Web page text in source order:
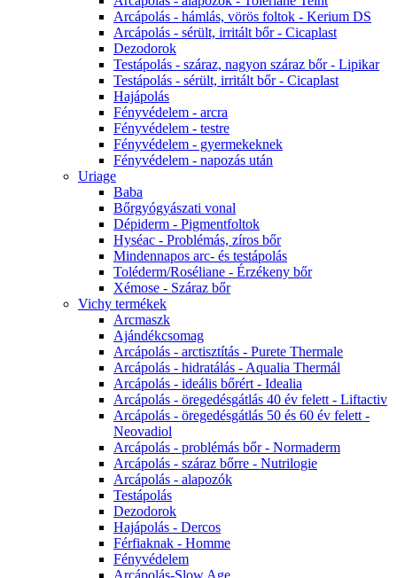
Arcápolás - hámlás, vörös foltok - Kerium DS
Arcápolás - sérült, irritált bőr - Cicaplast
Dezodorok
Testápolás - száraz, nagyon száraz bőr - Lipikar
Testápolás - sérült, irritált bőr - Cicaplast
Hajápolás
Fényvédelem - arcra
Fényvédelem - testre
Fényvédelem - gyermekeknek
Fényvédelem - napozás után
Uriage
Baba
Bőrgyógyászati vonal
Dépiderm - Pigmentfoltok
Hyséac - Problémás, zíros bőr
Mindennapos arc- és testápolás
Toléderm/Roséliane - Érzékeny bőr
Xémose - Száraz bőr
Vichy termékek
Arcmaszk
Ajándékcsomag
Arcápolás - arctisztítás - Purete Thermale
Arcápolás - hidratálás - Aqualia Thermál
Arcápolás - ideális bőrért - Idealia
Arcápolás - öregedésgátlás 40 év felett - Liftactiv
Arcápolás - öregedésgátlás 50 és 60 év felett -
Neovadiol
Arcápolás - problémás bőr - Normaderm
Arcápolás - száraz bőrre - Nutrilogie
Arcápolás - alapozók
Testápolás
Dezodorok
Hajápolás - Dercos
Férfiaknak - Homme
Fényvédelem
Arcápolás-Slow Age